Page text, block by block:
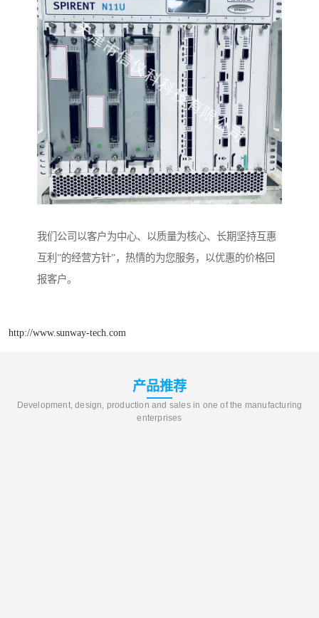
我们公司以客户为中心、以质量为核心、长期坚持互惠
互利”的经营方针”，热情的为您服务，以优惠的价格回
报客户。
http://www.sunway-tech.com
产品推荐
Development, design, production and sales in one of the manufacturing
enterprises